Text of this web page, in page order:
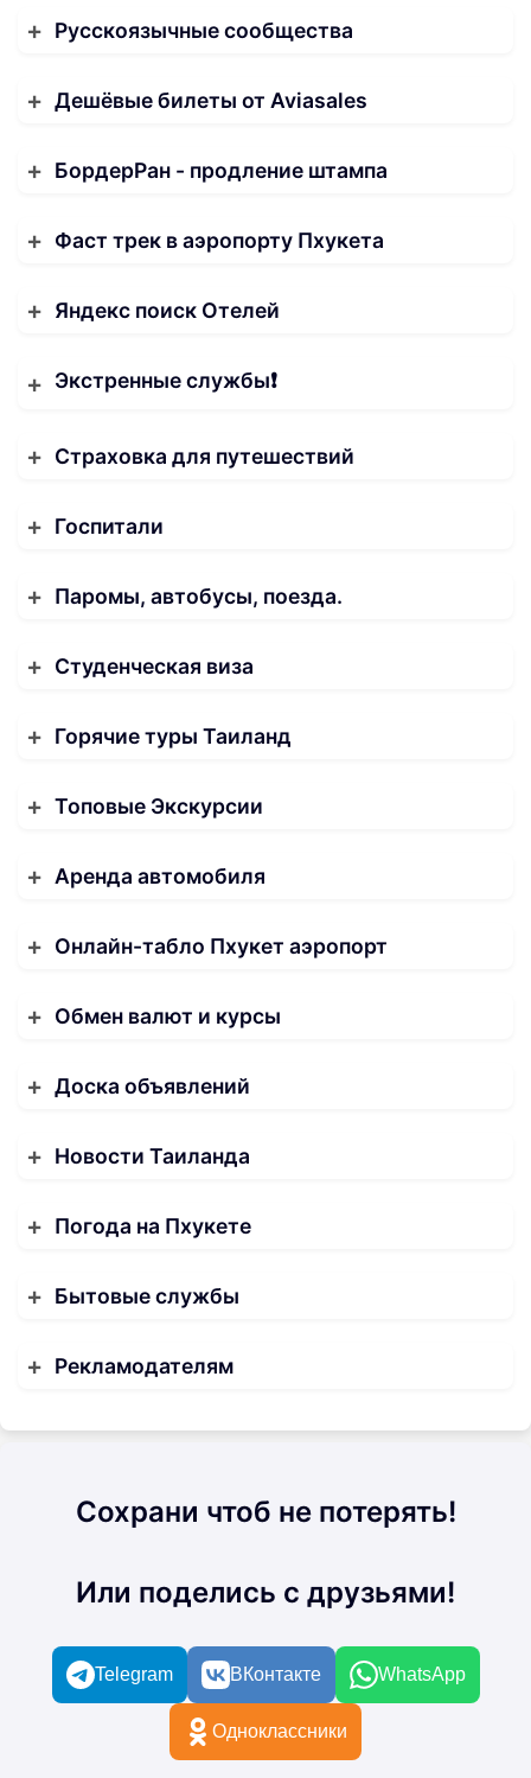
Русскоязычные сообщества
Дешёвые билеты от Aviasales
БордерРан - продление штампа
Фаст трек в аэропорту Пхукета
Яндекс поиск Отелей
Экстренные службы❗️
Страховка для путешествий
Госпитали
Паромы, автобусы, поезда.
Студенческая виза
Горячие туры Таиланд
Топовые Экскурсии
Аренда автомобиля
Онлайн-табло Пхукет аэропорт
Обмен валют и курсы
Доска объявлений
Новости Таиланда
Погода на Пхукете
Бытовые службы
Рекламодателям
Сохрани чтоб не потерять!
Или поделись с друзьями!
Telegram ВКонтакте WhatsApp
Одноклассники